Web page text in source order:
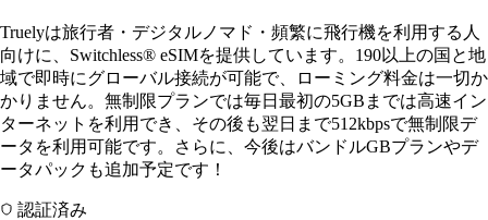
Truelyは旅行者・デジタルノマド・頻繁に飛行機を利用する人
向けに、Switchless® eSIMを提供しています。190以上の国と地
域で即時にグローバル接続が可能で、ローミング料金は一切か
かりません。無制限プランでは毎日最初の5GBまでは高速イン
ターネットを利用でき、その後も翌日まで512kbpsで無制限デ
ータを利用可能です。さらに、今後はバンドルGBプランやデ
ータパックも追加予定です！
認証済み